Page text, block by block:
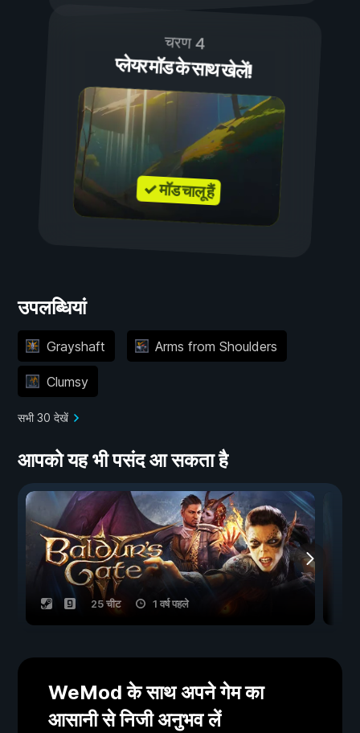
चरण 4
प्लेयर मॉड के साथ खेलें!
✓ मॉड चालू हैं
उपलब्धियां
Grayshaft Arms from Shoulders
Clumsy
सभी 30 देखें
आपको यह भी पसंद आ सकता है
25 चीट 1 वर्ष पहले
WeMod के साथ अपने गेम का
आसानी से निजी अनुभव लें